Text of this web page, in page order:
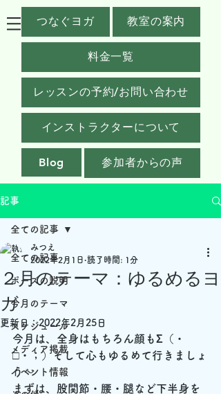
つなぐヨガ 教室の案内
料金一覧
レッスンの予約/お問い合わせ
インストラクターについて
Blog 参加者からの声
記事
全ての記事
ポーズの説明
今月のテーマ
スケジュール
メディア掲載
イベント情報
全ての記事
２月のテーマ：ゆるめるヨ
ガ
みつえ
2022年2月1日 読了時間: 1分
更新日：2022年2月25日
今月は、全身はもちろん顔もΣ（・
□・；）そして心もゆるめて行きましょ
う～
まずは、股関節・腰・腿など下半身を